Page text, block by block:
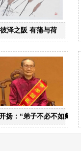
彼泽之阪 有蒲与荷
扬：“弟子不必不如师”